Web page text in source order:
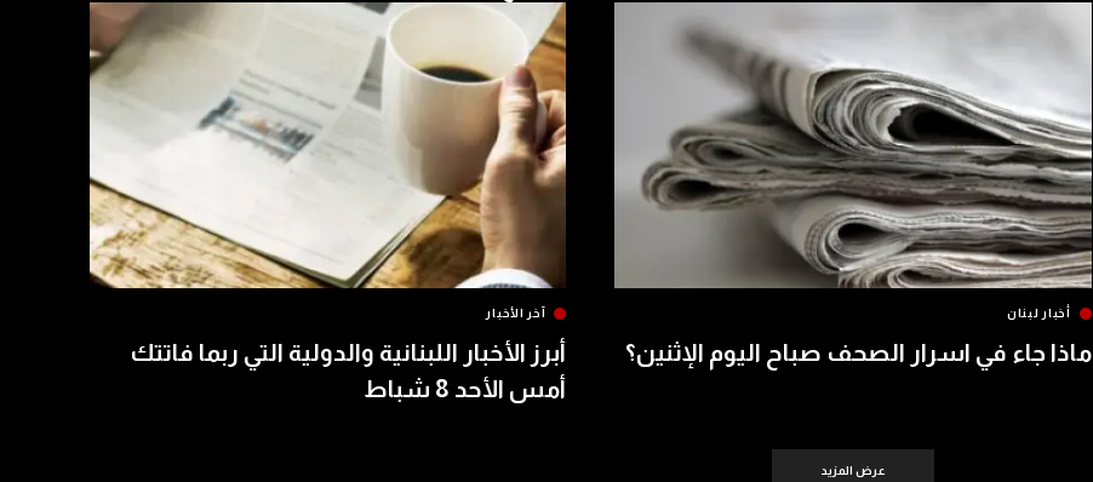
أخبار لبنان
ماذا جاء في اسرار الصحف صباح اليوم الإثنين؟
آخر الأخبار
أبرز الأخبار اللبنانية والدولية التي ربما فاتتك
أمس الأحد 8 شباط
عرض المزيد